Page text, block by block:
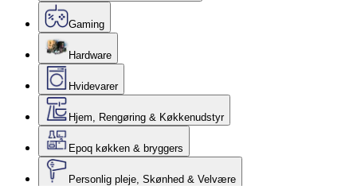
Gaming
Hardware
Hvidevarer
Hjem, Rengøring & Køkkenudstyr
Epoq køkken & bryggers
Personlig pleje, Skønhed & Velvære